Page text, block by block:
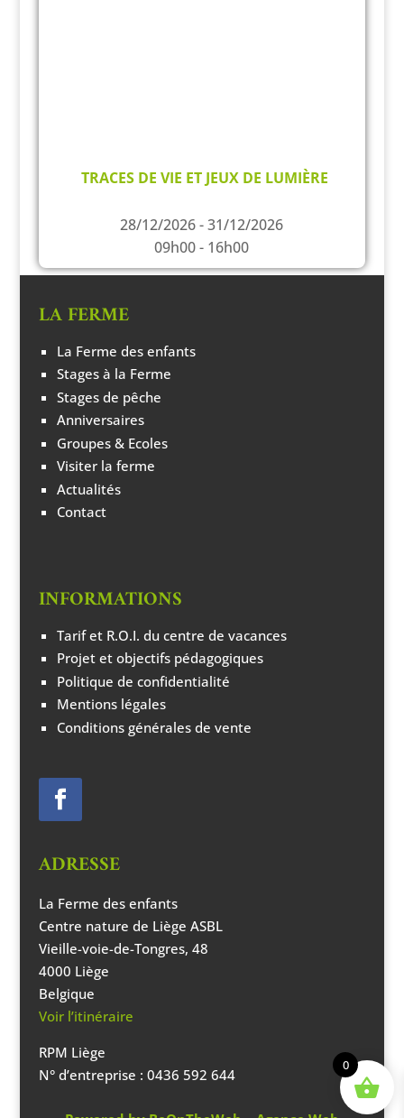
TRACES DE VIE ET JEUX DE LUMIÈRE
28/12/2026 - 31/12/2026
09h00 - 16h00
LA FERME
La Ferme des enfants
Stages à la Ferme
Stages de pêche
Anniversaires
Groupes & Ecoles
Visiter la ferme
Actualités
Contact
INFORMATIONS
Tarif et R.O.I. du centre de vacances
Projet et objectifs pédagogiques
Politique de confidentialité
Mentions légales
Conditions générales de vente
ADRESSE
La Ferme des enfants
Centre nature de Liège ASBL
Vieille-voie-de-Tongres, 48
4000 Liège
Belgique
Voir l’itinéraire
RPM Liège
N° d’entreprise : 0436 592 644
0